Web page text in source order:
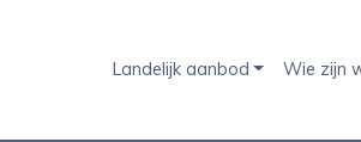
Landelijk aanbod Wie zijn